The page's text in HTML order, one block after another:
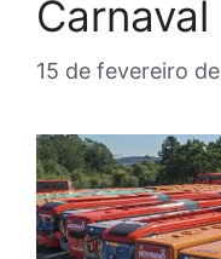
Carnaval
15 de fevereiro